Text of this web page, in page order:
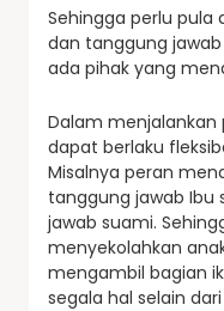
Sehingga perlu pula
dan tanggung
ada pihak yang
Dalam
dapat berlaku
Misalnya peran
tanggung jawab
jawab suami.
menyekolahkan
mengambil bagian
segala hal selain